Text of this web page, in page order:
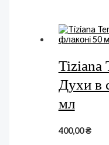
Tiziana
Духи в
мл
400,00₴